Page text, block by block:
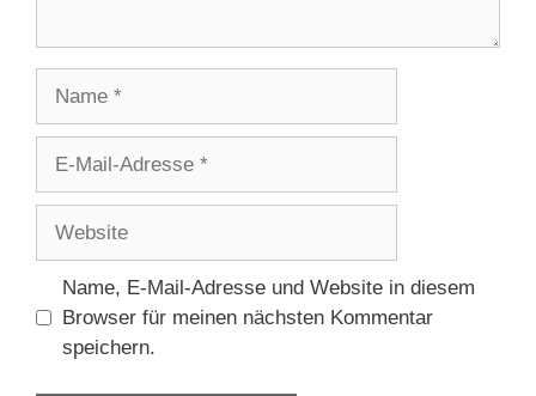
Adresse
Name, E-Mail-Adresse und Website in diesem
Browser für meinen nächsten Kommentar
speichern.